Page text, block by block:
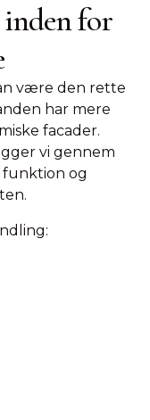
for
være den rette
har mere
facader.
vi gennem
funktion og